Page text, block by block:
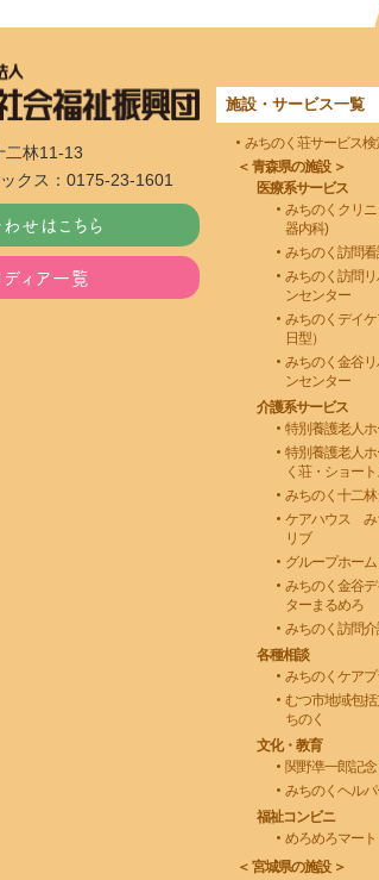
二林11-13
クス：0175-23-1601
せはこちら
ィア一覧
施設・サービス一覧
みちのく荘サービス検
＜ 青森県の施設 ＞
医療系サービス
みちのくクリ
器内科)
みちのく訪問
みちのく訪問
ンセンター
みちのくデイ
日型）
みちのく金谷
ンセンター
介護系サービス
特別養護老人
特別養護老人
く荘・ショー
みちのく十二
ケアハウス み
リブ
グループホー
みちのく金谷
ターまるめろ
みちのく訪問
各種相談
みちのくケア
むつ市地域包
ちのく
文化・教育
関野凖一郎記
みちのくヘル
福祉コンビニ
めろめろマート
＜ 宮城県の施設 ＞